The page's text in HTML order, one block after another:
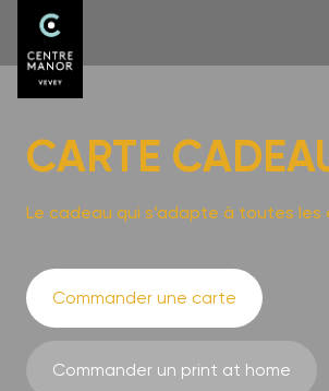
CARTE
Le cadeau qui s’adapte à toutes les
Commander une carte
Commander un print at home